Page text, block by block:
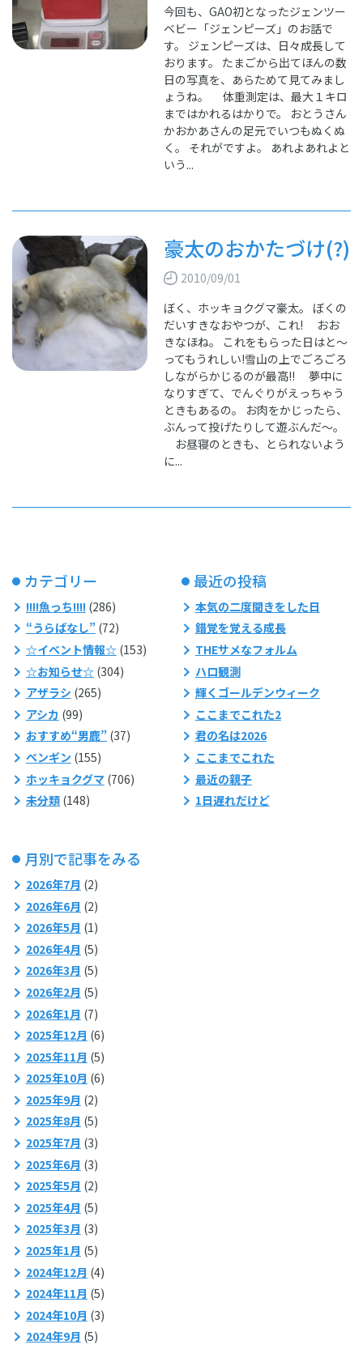
今回も、GAO初となったジェンツー
ベビー「ジェンピーズ」のお話で
す。 ジェンピーズは、日々成長して
おります。 たまごから出てほんの数
日の写真を、あらためて見てみまし
ょうね。 体重測定は、最大１キロ
まではかれるはかりで。 おとうさん
かおかあさんの足元でいつもぬくぬ
く。 それがですよ。 あれよあれよと
いう...
豪太のおかたづけ(?)
2010/09/01
ぼく、ホッキョクグマ豪太。 ぼくの
だいすきなおやつが、これ! おお
きなほね。 これをもらった日はと～
ってもうれしい!雪山の上でごろごろ
しながらかじるのが最高!! 夢中に
なりすぎて、でんぐりがえっちゃう
ときもあるの。 お肉をかじったら、
ぶんって投げたりして遊ぶんだ～。
お昼寝のときも、とられないよう
に...
カテゴリー
!!!!魚っち!!!!(286)
“うらばなし”(72)
☆イベント情報☆(153)
☆お知らせ☆(304)
アザラシ (265)
アシカ (99)
おすすめ“男鹿”(37)
ペンギン (155)
ホッキョクグマ (706)
未分類(148)
最近の投稿
本気の二度聞きをした日
錯覚を覚える成長
THEサメなフォルム
ハロ観測
輝くゴールデンウィーク
ここまでこれた2
君の名は2026
ここまでこれた
最近の親子
1日遅れだけど
月別で記事をみる
2026年7月 (2)
2026年6月 (2)
2026年5月 (1)
2026年4月 (5)
2026年3月 (5)
2026年2月 (5)
2026年1月 (7)
2025年12月 (6)
2025年11月 (5)
2025年10月 (6)
2025年9月 (2)
2025年8月 (5)
2025年7月 (3)
2025年6月 (3)
2025年5月 (2)
2025年4月 (5)
2025年3月 (3)
2025年1月 (5)
2024年12月 (4)
2024年11月 (5)
2024年10月 (3)
2024年9月 (5)